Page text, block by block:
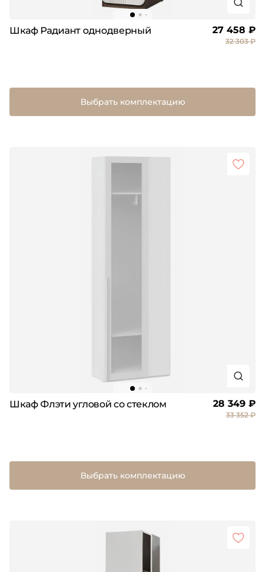
Шкаф Радиант однодверный 27 458 ₽
32 303 ₽
Выбрать комплектацию
Шкаф Флэти угловой со стеклом 28 349 ₽
33 352 ₽
Выбрать комплектацию